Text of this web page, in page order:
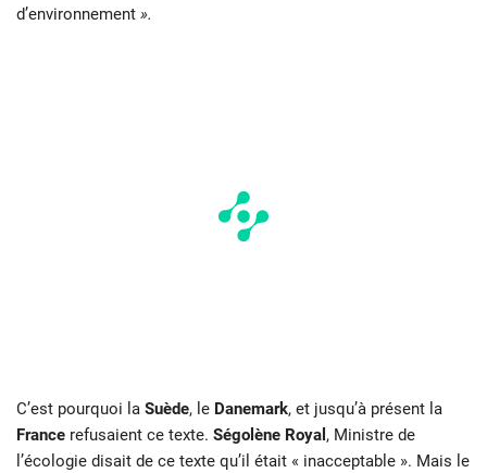
d’environnement ».
C’est pourquoi la Suède, le Danemark, et jusqu’à présent la
France refusaient ce texte. Ségolène Royal , Ministre de
l’écologie disait de ce texte qu’il était « inacceptable ». Mais le